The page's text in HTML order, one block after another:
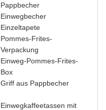
Pappbecher
Einwegbecher
Einzeltapete
Pommes-Frites-
Verpackung
Einweg-Pommes-Frites-
Box
Griff aus Pappbecher
Einwegkaffeetassen mit